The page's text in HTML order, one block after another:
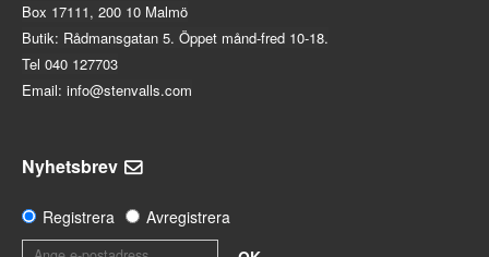
Box 17111, 200 10 Malmö
Butik: Rådmansgatan 5. Öppet månd-fred 10-18.
Tel 040 127703
Email: info@stenvalls.com
Nyhetsbrev
Registrera
Avregistrera